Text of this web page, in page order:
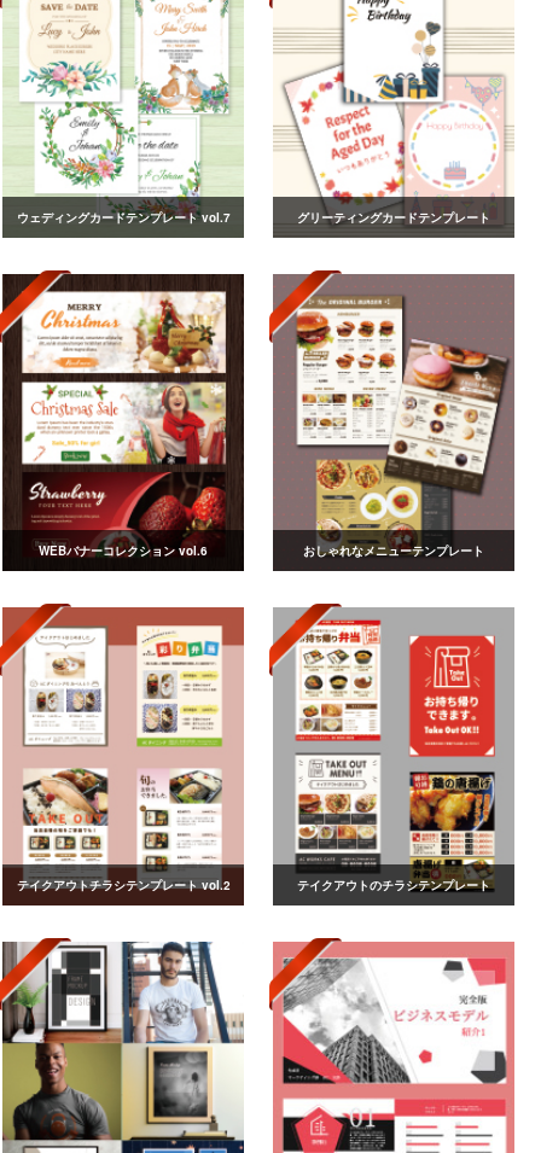
ウェディングカードテンプレート vol.7 グリーティングカードテンプレート
WEBバナーコレクション vol.6 おしゃれなメニューテンプレート
テイクアウトチラシテンプレート vol.2 テイクアウトのチラシテンプレート